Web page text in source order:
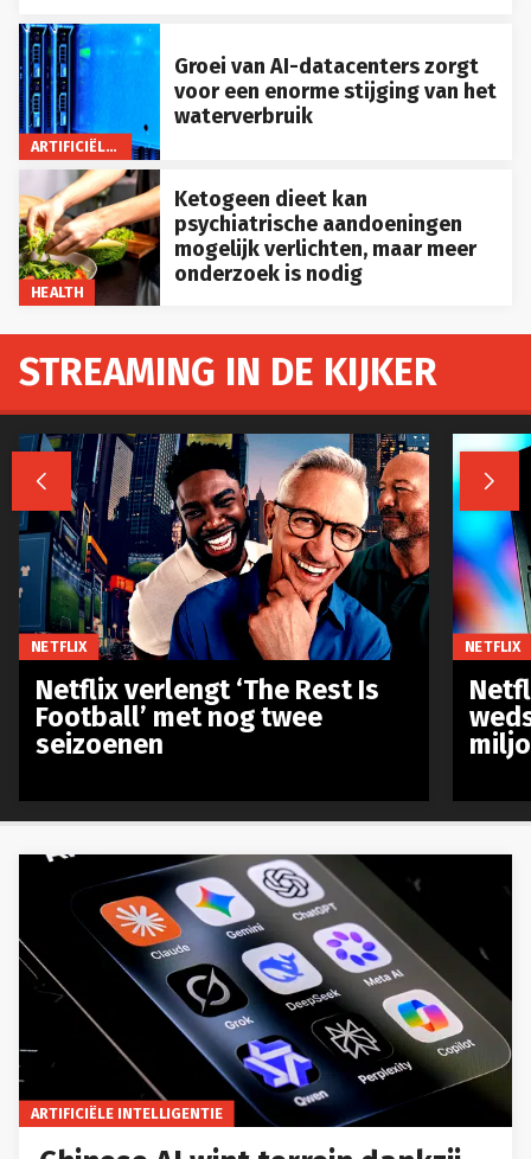
ARTIFICIËLE INTELLIGENTIE
Groei van AI-datacenters zorgt
voor een enorme stijging van het
waterverbruik
HEALTH
Ketogeen dieet kan
psychiatrische aandoeningen
mogelijk verlichten, maar meer
onderzoek is nodig
ARTIFICIËLE INTELLIGENTIE
STREAMING IN DE KIJKER
 
NETFLIX
Netflix verlengt ‘The Rest Is
Football’ met nog twee
seizoenen
NETFLIX